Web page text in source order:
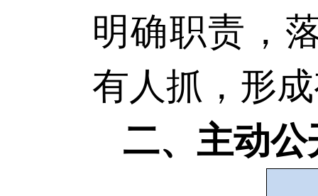
明确职责，
有人抓，形
二、主动